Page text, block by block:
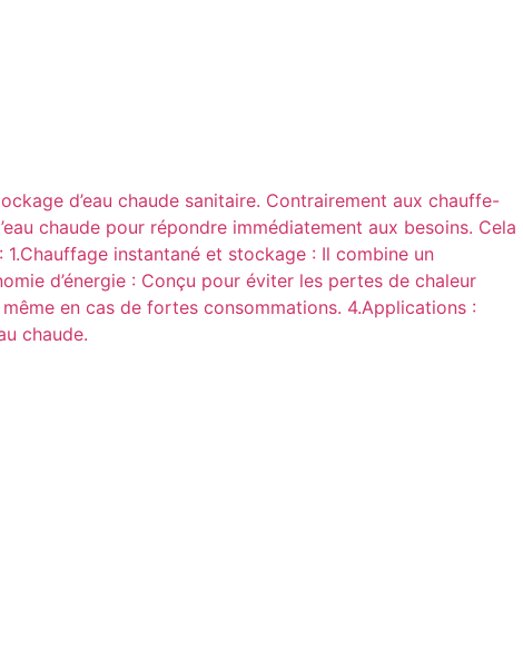
d’eau chaude sanitaire. Contrairement aux chauffe-
chaude pour répondre immédiatement aux besoins. Cela
instantané et stockage : Il combine un
d’énergie : Conçu pour éviter les pertes de chaleur
en cas de fortes consommations. 4.Applications :
chaude.